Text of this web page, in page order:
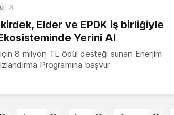
Elder ve EPDK iş birliğiyle
Yerini Al
8 milyon TL ödül desteği sunan Enerjim
Programına başvur